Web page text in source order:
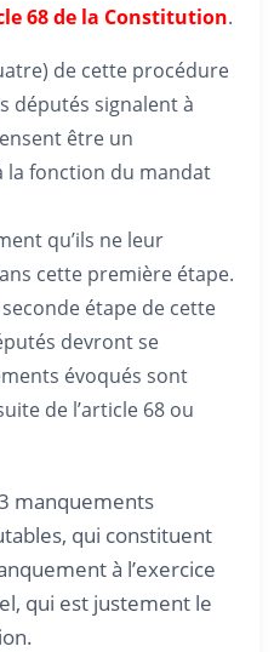
68 de la Constitution.
de cette procédure
députés signalent à
être un
la fonction du mandat
qu’ils ne leur
cette première étape.
étape de cette
devront se
évoqués sont
de l’article 68 ou
manquements
qui constituent
à l’exercice
qui est justement le